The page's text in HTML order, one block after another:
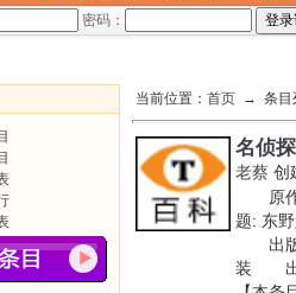
密码：
当前位置： 首页 → 条目
名侦
老蔡 创
原作
题: 东
出版
装 出